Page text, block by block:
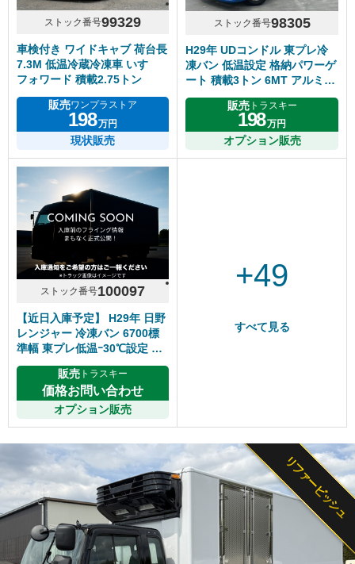
ストック番号99329
車検付き ワイドキャブ 荷台長
7.3M 低温冷蔵冷凍車 いすゞ
フォワード 積載2.75トン
販売ワンプラストア
198万円
現状販売
ストック番号98305
H29年 UDコンドル 東プレ冷
凍バン 低温設定 格納パワーゲ
ート 積載3トン 6MT アルミホ
イール
販売トラスキー
198万円
オプション販売
ストック番号100097
【近日入庫予定】 H29年 日野
レンジャー 冷凍バン 6700標
準幅 東プレ低温ｰ30℃設定 床
キーストン ジョルダー2列 リ
アエアサス サイド扉 6速マニ
ュアル 走行距離280千㎞ シフ
ト6速MT
販売 トラスキー
価格お問い合わせ
オプション販売
+49
すべて見る
リファービッシュ